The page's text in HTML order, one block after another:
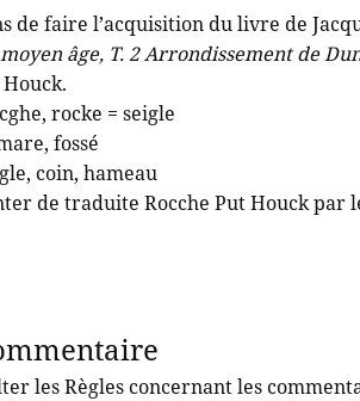
de faire l’acquisition du livre de
moyen âge, T. 2 Arrondissement de
rocke = seigle
fossé
coin, hameau
de traduite Rocche Put Houck par
les Règles concernant les